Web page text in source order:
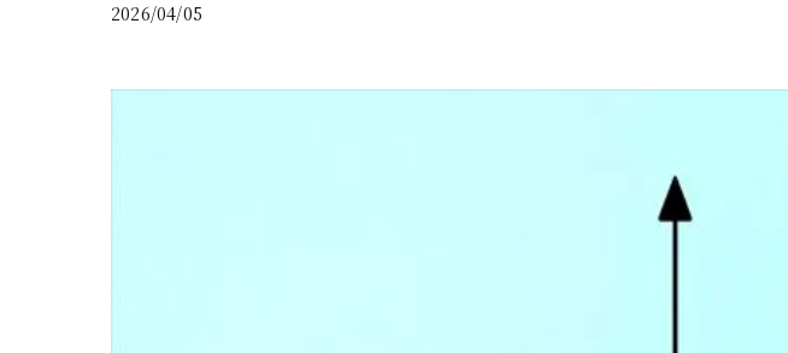
2026/04/05